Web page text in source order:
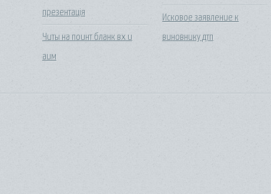
презентація
Читы на поинт бланк вх и
аим
Исковое заявление к
виновнику дтп